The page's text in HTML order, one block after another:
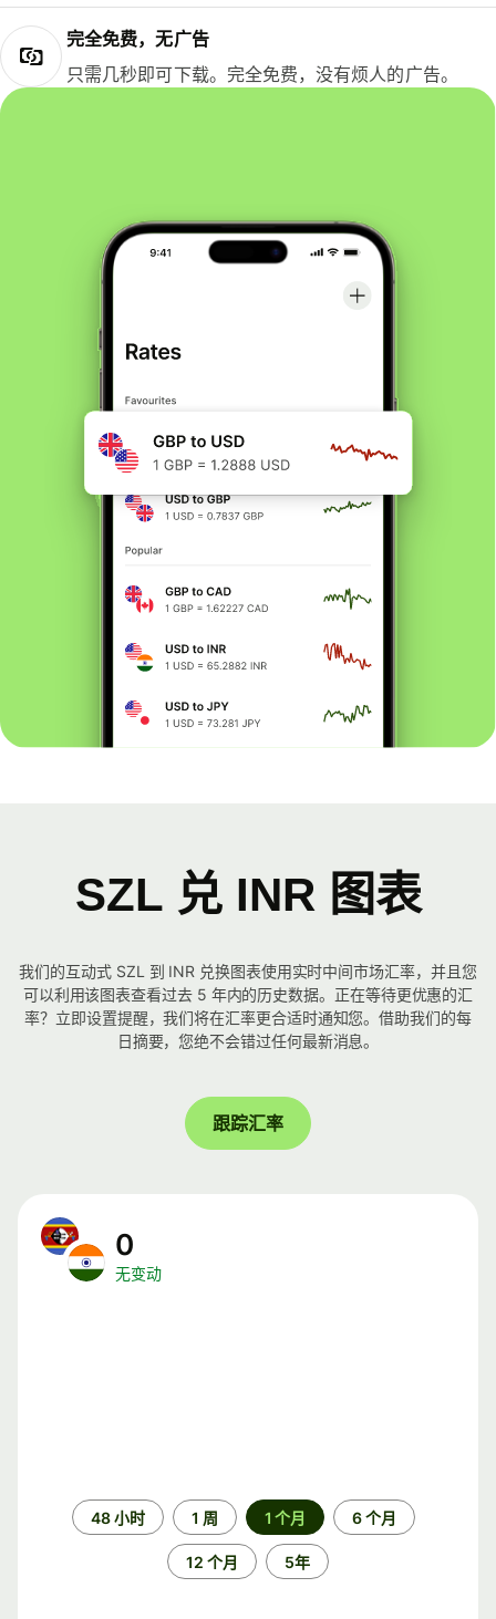
完全免费，无广告
只需几秒即可下载。完全免费，没有烦人的广告。
SZL 兑 INR 图表
我们的互动式 SZL 到 INR 兑换图表使用实时中间市场汇率，并且您
可以利用该图表查看过去 5 年内的历史数据。正在等待更优惠的汇
率？立即设置提醒，我们将在汇率更合适时通知您。借助我们的每
日摘要，您绝不会错过任何最新消息。
跟踪汇率
0
无变动
48 小时 1 周 1 个月 6 个月
12 个月 5年